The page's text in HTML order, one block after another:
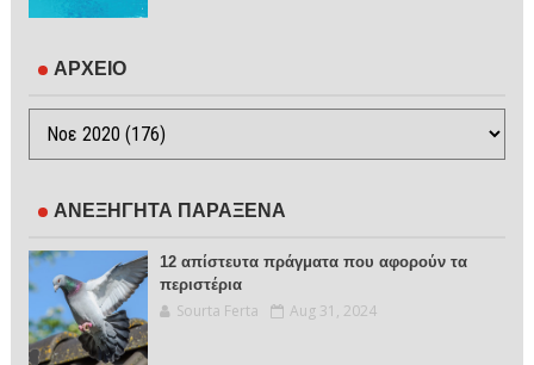
ΑΡΧΕΙΟ
ΑΝΕΞΗΓΗΤΑ ΠΑΡΑΞΕΝΑ
12 απίστευτα πράγματα που αφορούν τα
περιστέρια
Sourta Ferta Aug 31, 2024